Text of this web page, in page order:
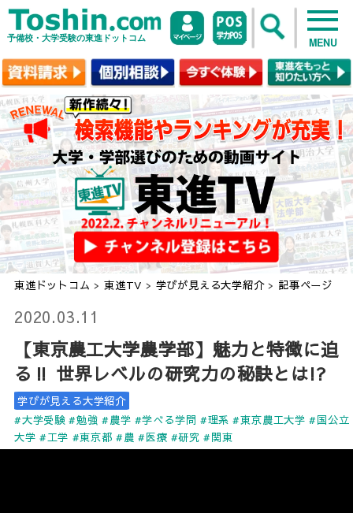
予備校・大学受験の東進ドットコム MENU
東進ドットコム > 東進TV > 学びが見える大学紹介> 記事ページ
2020.03.11
【東京農工大学農学部】魅力と特徴に迫
る‼ 世界レベルの研究力の秘訣とは!?
学びが見える大学紹介
#大学受験 #勉強 #農学 #学べる学問 #理系 #東京農工大学 #国公立
大学 #工学 #東京都 #農 #医療 #研究 #関東